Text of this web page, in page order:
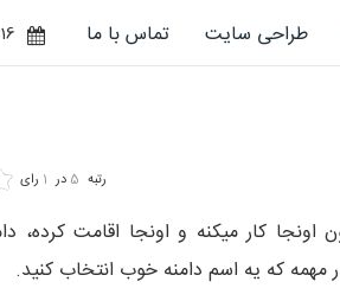
طراحی سایت تماس با ما 16 مرداد 1405
رتبه 5 در 1 رای
کار میکنه و اونجا اقامت کرده،
مهمه که یه اسم دامنه خوب انتخاب کنید.